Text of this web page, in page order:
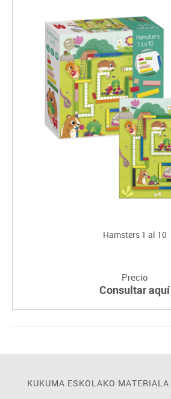
Hamsters 1 al 10
Precio
Consultar aquí
KUKUMA ESKOLAKO MATERIALA